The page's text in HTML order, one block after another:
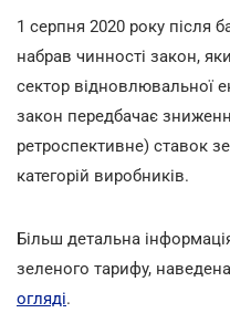
1 серпня 2020 року після
набрав чинності закон,
сектор відновлювальної
закон передбачає
ретроспективне) ставок
категорій виробників.
Більш детальна
зеленого тарифу,
огляді.